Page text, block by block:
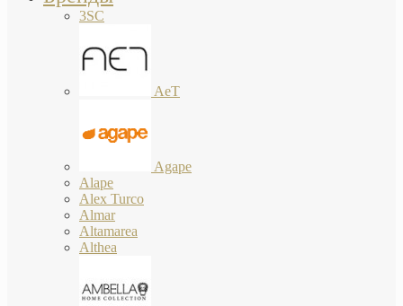
3SC
AeT
Agape
Alape
Alex Turco
Almar
Altamarea
Althea